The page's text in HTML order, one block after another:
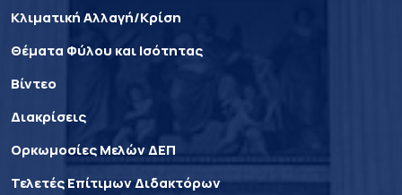
Κλιματική Αλλαγή/Κρίση
Θέματα Φύλου και Ισότητας
Βίντεο
Διακρίσεις
Ορκωμοσίες Μελών ΔΕΠ
Τελετές Επίτιμων Διδακτόρων